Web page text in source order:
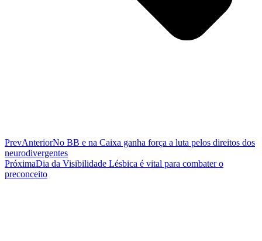
PrevAnteriorNo BB e na Caixa ganha força a luta pelos direitos dos
neurodivergentes
PróximaDia da Visibilidade Lésbica é vital para combater o
preconceito